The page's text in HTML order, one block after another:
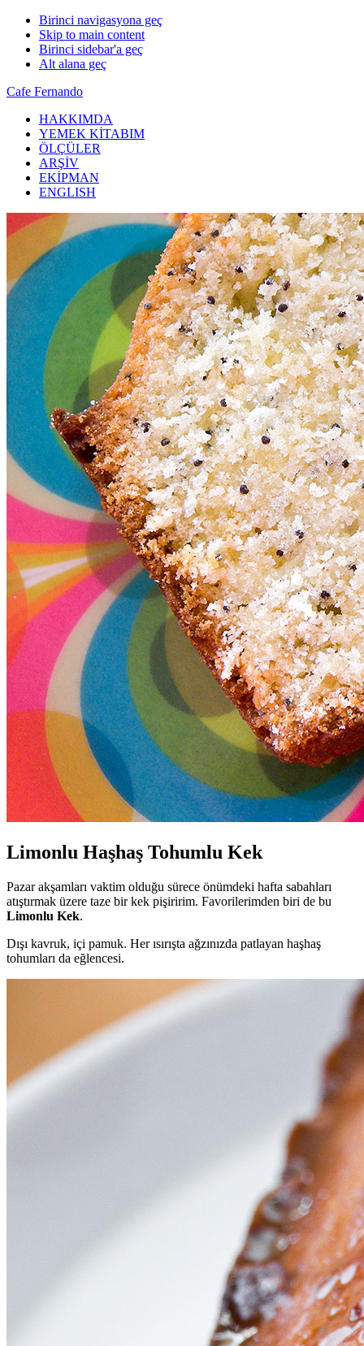
Birinci navigasyona geç
Skip to main content
Birinci sidebar'a geç
Alt alana geç
Cafe Fernando
HAKKIMDA
YEMEK KİTABIM
ÖLÇÜLER
ARŞİV
EKİPMAN
ENGLISH
Limonlu Haşhaş Tohumlu Kek
Pazar akşamları vaktim olduğu sürece önümdeki hafta sabahları
atıştırmak üzere taze bir kek pişiririm. Favorilerimden biri de bu
Limonlu Kek.
Dışı kavruk, içi pamuk. Her ısırışta ağzınızda patlayan haşhaş
tohumları da eğlencesi.